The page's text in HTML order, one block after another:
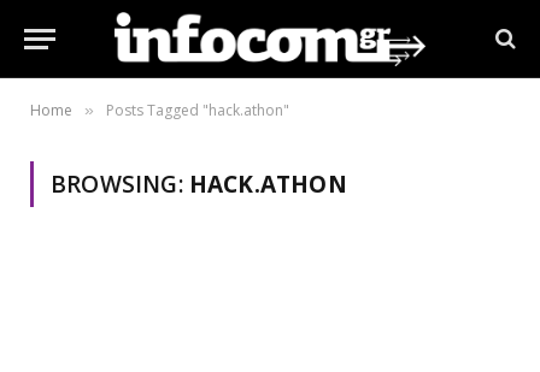
Home » Posts Tagged "hack.athon"
BROWSING: HACK.ATHON